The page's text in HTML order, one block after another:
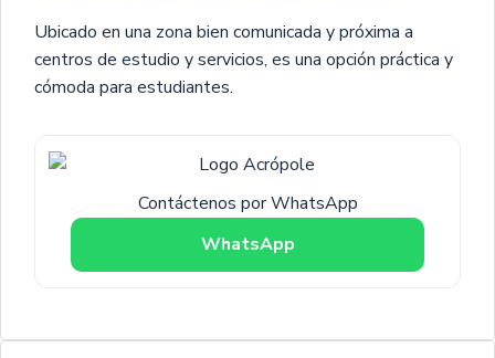
Ubicado en una zona bien comunicada y próxima a
centros de estudio y servicios, es una opción práctica y
cómoda para estudiantes.
Contáctenos por WhatsApp
WhatsApp